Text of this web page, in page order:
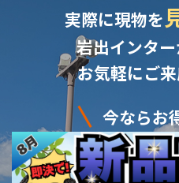
実際に現物を
岩出インタ
お気軽にご
今ならお